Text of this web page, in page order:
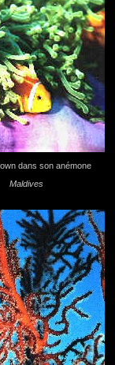
dans son anémone
Maldives